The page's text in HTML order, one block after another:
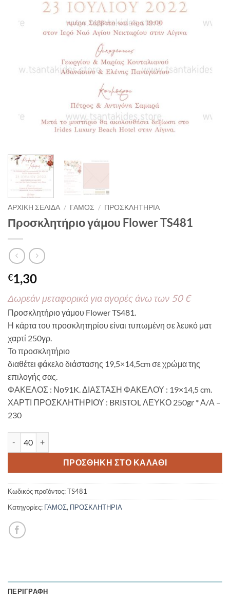
ΑΡΧΙΚΉ ΣΕΛΊΔΑ / ΓΑΜΟΣ / ΠΡΟΣΚΛΗΤΗΡΙΑ
Προσκλητήριο γάμου Flower TS481
€1,30
Δωρεάν μεταφορικά για αγορές άνω των 50 €
Προσκλητήριο γάμου Flower TS481.
Η κάρτα του προσκλητηρίου είναι τυπωμένη σε λευκό ματ
χαρτί 250γρ.
Το προσκλητήριο
διαθέτει φάκελο διάστασης 19,5×14,5cm σε χρώμα της
επιλογής σας.
ΦΑΚΕΛΟΣ : Νο91K. ΔΙΑΣΤΑΣΗ ΦΑΚΕΛΟΥ : 19×14,5 cm.
ΧΑΡΤΙ ΠΡΟΣΚΛΗΤΗΡΙΟΥ : BRISTOL ΛΕΥΚΟ 250gr * Α/Α –
230
ΠΡΟΣΘΉΚΗ ΣΤΟ ΚΑΛΆΘΙ
Κωδικός προϊόντος:TS481
Κατηγορίες: ΓΑΜΟΣ, ΠΡΟΣΚΛΗΤΗΡΙΑ
ΠΕΡΙΓΡΑΦΉ